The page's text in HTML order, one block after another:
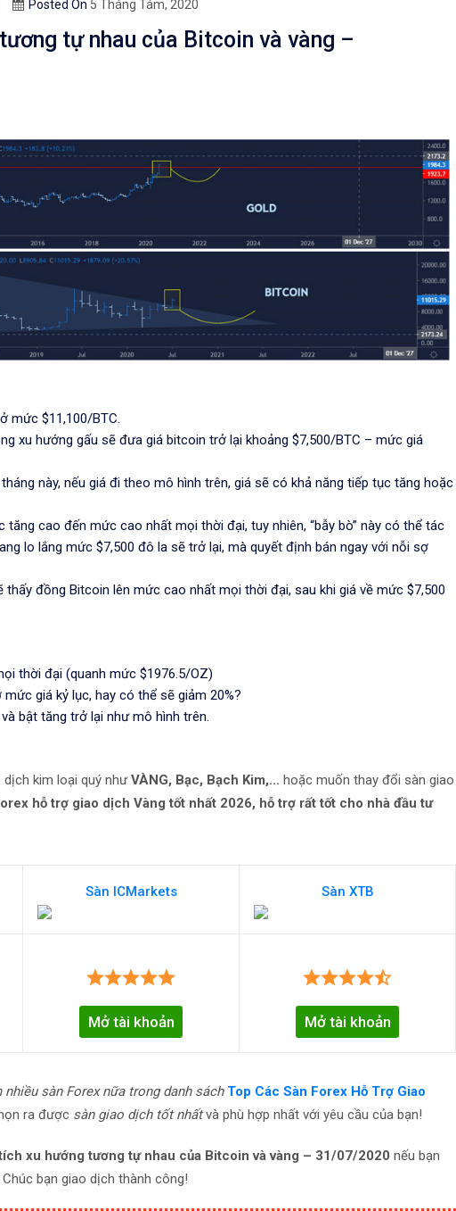
Posted On 5 Tháng Tám, 2020
tự nhau của Bitcoin và vàng –
mức $11,100/BTC.
xu hướng gấu sẽ đưa giá bitcoin trở lại khoảng $7,500/BTC – mức giá
này, nếu giá đi theo mô hình trên, giá sẽ có khả năng tiếp tục tăng hoặc
tăng cao đến mức cao nhất mọi thời đại, tuy nhiên, “bẫy bò” này có thể tác
lo lắng mức $7,500 đô la sẽ trở lại, mà quyết định bán ngay với nỗi sợ
thấy đồng Bitcoin lên mức cao nhất mọi thời đại, sau khi giá về mức $7,500
thời đại (quanh mức $1976.5/OZ)
giá kỷ lục, hay có thể sẽ giảm 20%?
bật tăng trở lại như mô hình trên.
kim loại quý nhưVÀNG, Bạc, Bạch Kim,... hoặc muốn thay đổi sàn giao
hỗ trợ giao dịch Vàng tốt nhất 2026, hỗ trợ rất tốt cho nhà đầu tư
Sàn ICMarkets Sàn XTB
Mở tài khoản Mở tài khoản
sàn Forex nữa trong danh sách Top Các Sàn Forex Hỗ Trợ Giao
ra được sàn giao dịch tốt nhấtvà phù hợp nhất với yêu cầu của bạn!
xu hướng tương tự nhau của Bitcoin và vàng – 31/07/2020 nếu bạn
bạn giao dịch thành công!